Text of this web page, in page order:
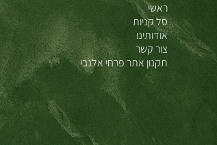
ראשי
סל קניות
אודותינו
צור קשר
תקנון אתר פרחי אלנבי